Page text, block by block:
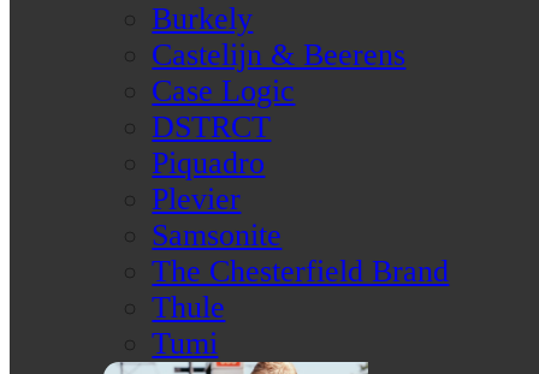
Burkely
Castelijn & Beerens
Case Logic
DSTRCT
Piquadro
Plevier
Samsonite
The Chesterfield Brand
Thule
Tumi